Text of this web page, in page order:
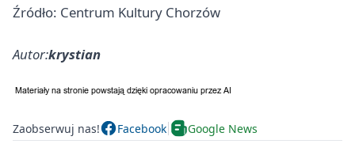
Źródło: Centrum Kultury Chorzów
Autor:krystian
Zaobserwuj nas! Facebook Google News